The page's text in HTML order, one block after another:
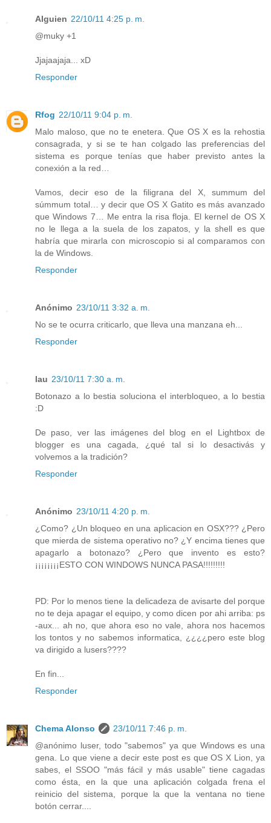
Alguien 22/10/11 4:25 p. m.
@muky +1
Jjajaajaja... xD
Responder
Rfog 22/10/11 9:04 p. m.
Malo maloso, que no te enetera. Que OS X es la rehostia
consagrada, y si se te han colgado las preferencias del
sistema es porque tenías que haber previsto antes la
conexión a la red…
Vamos, decir eso de la filigrana del X, summum del
súmmum total… y decir que OS X Gatito es más avanzado
que Windows 7… Me entra la risa floja. El kernel de OS X
no le llega a la suela de los zapatos, y la shell es que
habría que mirarla con microscopio si al comparamos con
la de Windows.
Responder
Anónimo 23/10/11 3:32 a. m.
No se te ocurra criticarlo, que lleva una manzana eh...
Responder
lau 23/10/11 7:30 a. m.
Botonazo a lo bestia soluciona el interbloqueo, a lo bestia
:D
De paso, ver las imágenes del blog en el Lightbox de
blogger es una cagada, ¿qué tal si lo desactivás y
volvemos a la tradición?
Responder
Anónimo 23/10/11 4:20 p. m.
¿Como? ¿Un bloqueo en una aplicacion en OSX??? ¿Pero
que mierda de sistema operativo no? ¿Y encima tienes que
apagarlo a botonazo? ¿Pero que invento es esto?
¡¡¡¡¡¡¡¡ESTO CON WINDOWS NUNCA PASA!!!!!!!!!
PD: Por lo menos tiene la delicadeza de avisarte del porque
no te deja apagar el equipo, y como dicen por ahi arriba: ps
-aux... ah no, que ahora eso no vale, ahora nos hacemos
los tontos y no sabemos informatica, ¿¿¿¿pero este blog
va dirigido a lusers????
En fin...
Responder
Chema Alonso
23/10/11 7:46 p. m.
@anónimo luser, todo "sabemos" ya que Windows es una
gena. Lo que viene a decir este post es que OS X Lion, ya
sabes, el SSOO "más fácil y más usable" tiene cagadas
como ésta, en la que una aplicación colgada frena el
reinicio del sistema, porque la que la ventana no tiene
botón cerrar....